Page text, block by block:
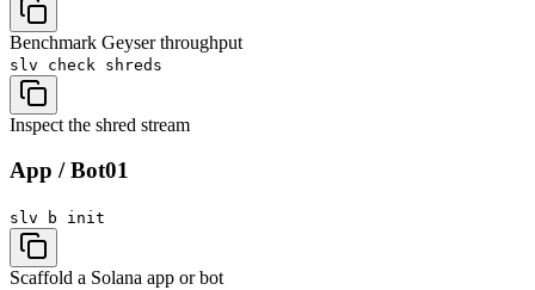
Benchmark Geyser throughput
slv check shreds
Inspect the shred stream
App / Bot01
slv b init
Scaffold a Solana app or bot